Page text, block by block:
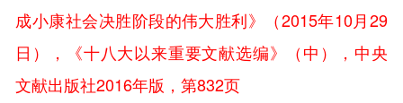
成小康社会决胜阶段的伟大胜利》（2015年10月29
日），《十八大以来重要文献选编》（中），中央
文献出版社2016年版，第832页